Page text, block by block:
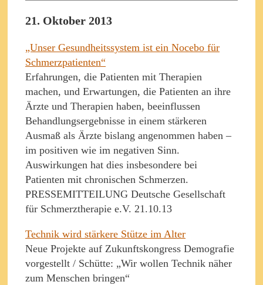
21. Oktober 2013
„Unser Gesundheitssystem ist ein Nocebo für
Schmerzpatienten“
Erfahrungen, die Patienten mit Therapien
machen, und Erwartungen, die Patienten an ihre
Ärzte und Therapien haben, beeinflussen
Behandlungsergebnisse in einem stärkeren
Ausmaß als Ärzte bislang angenommen haben –
im positiven wie im negativen Sinn.
Auswirkungen hat dies insbesondere bei
Patienten mit chronischen Schmerzen.
PRESSEMITTEILUNG Deutsche Gesellschaft
für Schmerztherapie e.V. 21.10.13
Technik wird stärkere Stütze im Alter
Neue Projekte auf Zukunftskongress Demografie
vorgestellt / Schütte: „Wir wollen Technik näher
zum Menschen bringen“